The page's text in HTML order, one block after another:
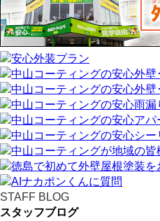
STAFF BLOG
スタッフブログ